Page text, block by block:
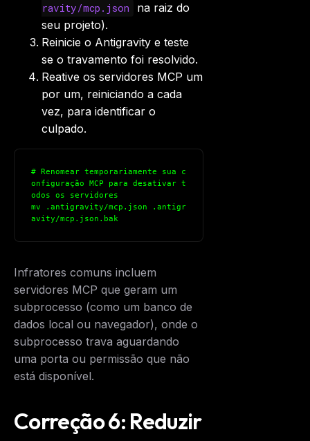
ravity/mcp.json
na raiz do
seu projeto).
Reinicie o Antigravity e teste
se o travamento foi resolvido.
Reative os servidores MCP um
por um, reiniciando a cada
vez, para identificar o
culpado.
# Renomear temporariamente sua c
onfiguração MCP para desativar t
odos os servidores
mv .antigravity/mcp.json .antigr
avity/mcp.json.bak
Infratores comuns incluem
servidores MCP que geram um
subprocesso (como um banco de
dados local ou navegador), onde o
subprocesso trava aguardando
uma porta ou permissão que não
está disponível.
Correção 6: Reduzir